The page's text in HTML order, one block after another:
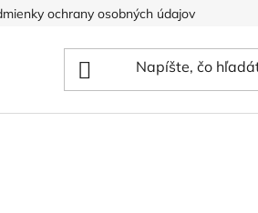
ochrany osobných údajov